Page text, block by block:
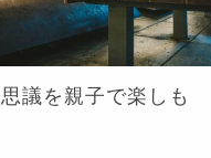
議を親子で楽しも